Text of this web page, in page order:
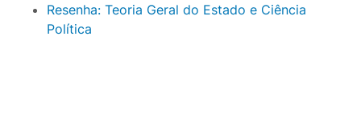
Resenha: Teoria Geral do Estado e Ciência
Política